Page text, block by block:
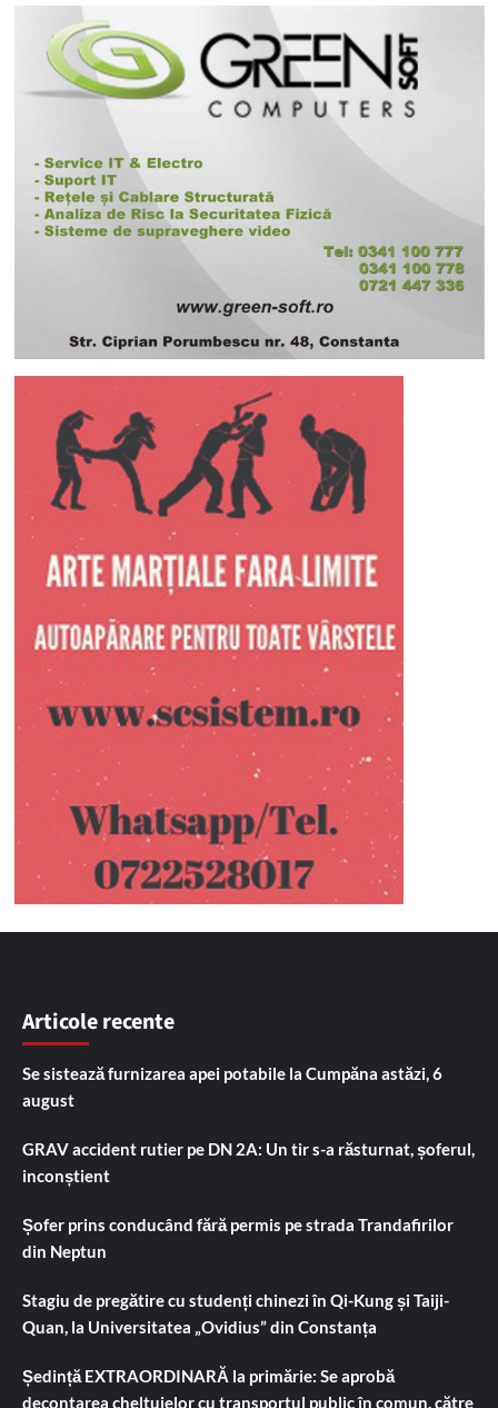
Articole recente
Se sistează furnizarea apei potabile la Cumpăna astăzi, 6
august
GRAV accident rutier pe DN 2A: Un tir s-a răsturnat, șoferul,
inconștient
Șofer prins conducând fără permis pe strada Trandafirilor
din Neptun
Stagiu de pregătire cu studenți chinezi în Qi-Kung și Taiji-
Quan, la Universitatea „Ovidius” din Constanța
Ședință EXTRAORDINARĂ la primărie: Se aprobă
decontarea cheltuielor cu transportul public în comun, către